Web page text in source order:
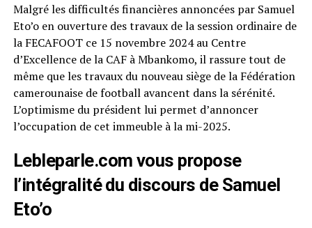
Malgré les difficultés financières annoncées par Samuel
Eto’o en ouverture des travaux de la session ordinaire de
la FECAFOOT ce 15 novembre 2024 au Centre
d’Excellence de la CAF à Mbankomo, il rassure tout de
même que les travaux du nouveau siège de la Fédération
camerounaise de football avancent dans la sérénité.
L’optimisme du président lui permet d’annoncer
l’occupation de cet immeuble à la mi-2025.
Lebleparle.com vous propose
l’intégralité du discours de Samuel
Eto’o